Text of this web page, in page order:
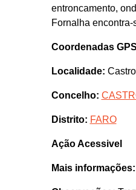
entroncamento,
Fornalha encontra-
Coordenadas
Localidade:
Concelho:
Distrito: FARO
Ação Acessivel
Mais informações: